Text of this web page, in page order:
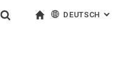
Springe direkt zu: Inhalt
Springe direkt zu: Suche
Springe direkt zu:DEUTSCH :